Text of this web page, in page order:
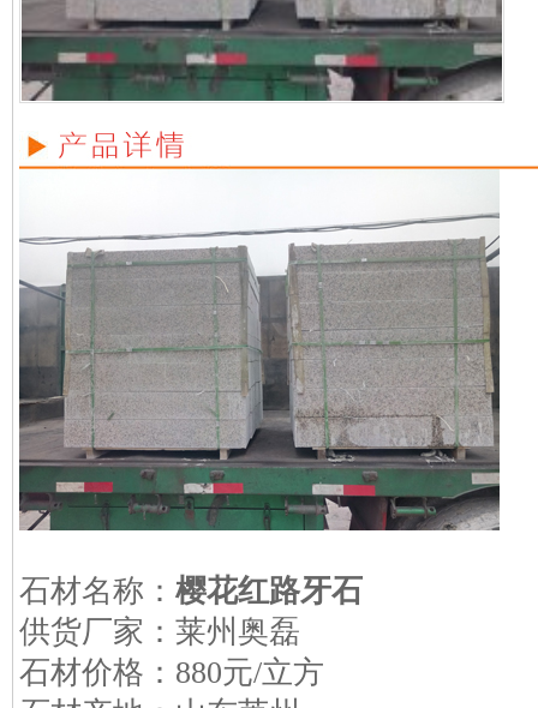
石材名称： 樱花红路牙石
供货厂家：莱州奥磊
石材价格：880元/立方